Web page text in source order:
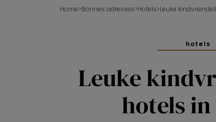
Home>Bonnes adresses>Hotels>Leuke
hotels
Leuke
hotels